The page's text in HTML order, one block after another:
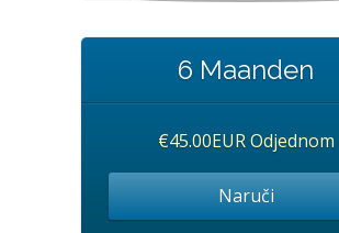
6 Maanden
€45.00EUR Odjednom
Naruči